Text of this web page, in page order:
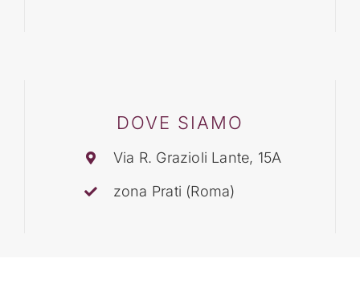
DOVE SIAMO
Via R. Grazioli Lante, 15A
zona Prati (Roma)